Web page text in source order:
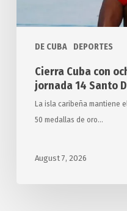
DE CUBA DEPORTES
Domingo
Cierra Cuba con
jornada 14 Santo
La isla caribeña mantiene
50 medallas de oro…
August 7, 2026